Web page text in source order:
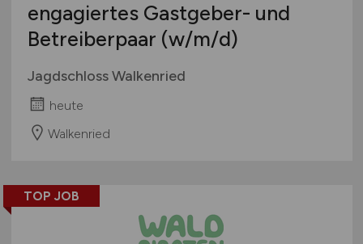
engagiertes Gastgeber- und
Betreiberpaar (w/m/d)
Jagdschloss Walkenried
heute
Walkenried
TOP JOB